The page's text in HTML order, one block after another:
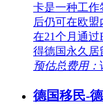
卡是一种工作
后仍可在欧盟
在21个月通
得德国永久居
预估总费用：
德国移民-